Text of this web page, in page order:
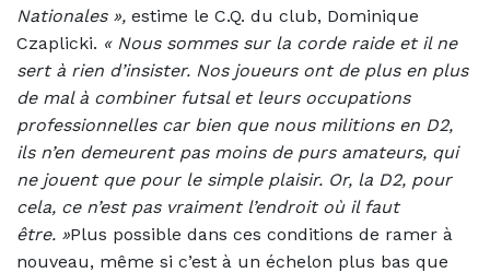
Nationales », estime le C.Q. du club, Dominique
Czaplicki. « Nous sommes sur la corde raide et il ne
sert à rien d’insister. Nos joueurs ont de plus en plus
de mal à combiner futsal et leurs occupations
professionnelles car bien que nous militions en D2,
ils n’en demeurent pas moins de purs amateurs, qui
ne jouent que pour le simple plaisir. Or, la D2, pour
cela, ce n’est pas vraiment l’endroit où il faut
être. »Plus possible dans ces conditions de ramer à
nouveau, même si c’est à un échelon plus bas que